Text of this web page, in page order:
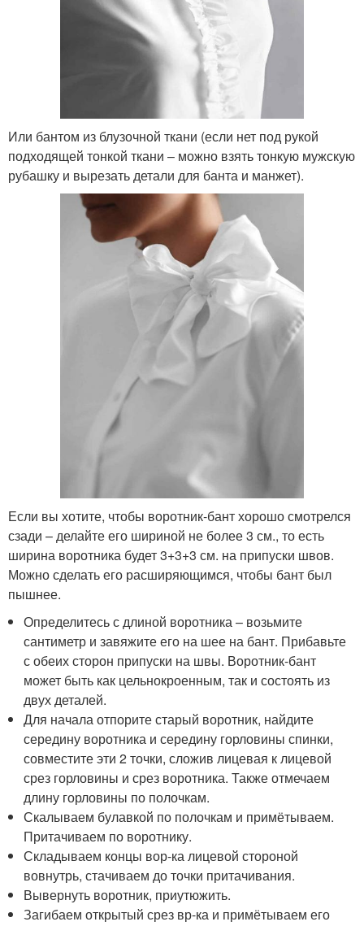
Или бантом из блузочной ткани (если нет под рукой
подходящей тонкой ткани – можно взять тонкую мужскую
рубашку и вырезать детали для банта и манжет).
Если вы хотите, чтобы воротник-бант хорошо смотрелся
сзади – делайте его шириной не более 3 см., то есть
ширина воротника будет 3+3+3 см. на припуски швов.
Можно сделать его расширяющимся, чтобы бант был
пышнее.
Определитесь с длиной воротника – возьмите
сантиметр и завяжите его на шее на бант. Прибавьте
с обеих сторон припуски на швы. Воротник-бант
может быть как цельнокроенным, так и состоять из
двух деталей.
Для начала отпорите старый воротник, найдите
середину воротника и середину горловины спинки,
совместите эти 2 точки, сложив лицевая к лицевой
срез горловины и срез воротника. Также отмечаем
длину горловины по полочкам.
Скалываем булавкой по полочкам и примётываем.
Притачиваем по воротнику.
Складываем концы вор-ка лицевой стороной
вовнутрь, стачиваем до точки притачивания.
Вывернуть воротник, приутюжить.
Загибаем открытый срез вр-ка и примётываем его